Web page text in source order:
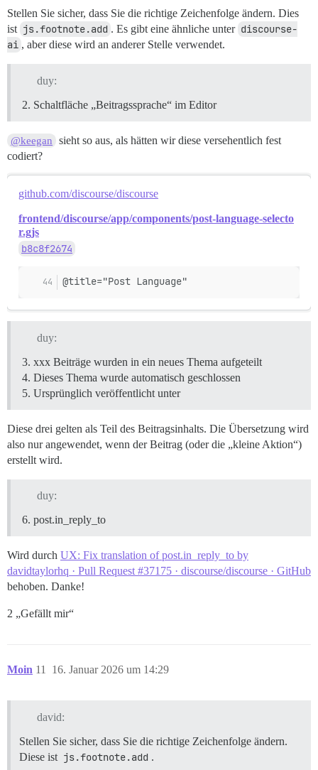
Stellen Sie sicher, dass Sie die richtige Zeichenfolge ändern. Dies
ist js.footnote.add . Es gibt eine ähnliche unter discourse-
ai , aber diese wird an anderer Stelle verwendet.
duy:
Schaltfläche „Beitragssprache“ im Editor
@keegan
sieht so aus, als hätten wir diese versehentlich fest
codiert?
github.com/discourse/discourse
frontend/discourse/app/components/post-language-selecto
r.gjs
b8c8f2674
@title="Post Language"
duy:
xxx Beiträge wurden in ein neues Thema aufgeteilt
Dieses Thema wurde automatisch geschlossen
Ursprünglich veröffentlicht unter
Diese drei gelten als Teil des Beitragsinhalts. Die Übersetzung wird
also nur angewendet, wenn der Beitrag (oder die „kleine Aktion“)
erstellt wird.
duy:
post.in_reply_to
Wird durch UX: Fix translation of post.in_reply_to by
davidtaylorhq · Pull Request #37175 · discourse/discourse · GitHub
behoben. Danke!
2 „Gefällt mir“
Moin 16. Januar 2026 um 14:29
11
david:
Stellen Sie sicher, dass Sie die richtige Zeichenfolge ändern.
Diese ist js.footnote.add .